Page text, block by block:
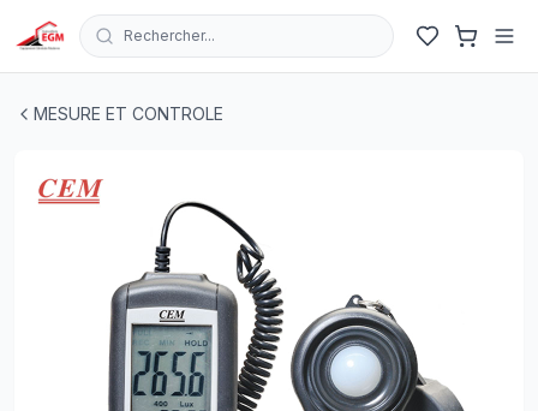
Rechercher...
MESURE ET CONTROLE